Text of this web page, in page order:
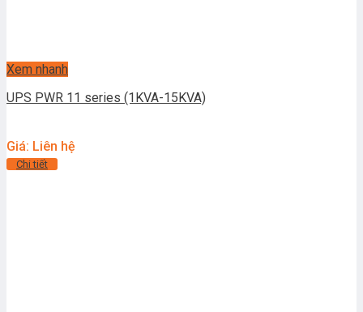
Xem nhanh
UPS PWR 11 series (1KVA-15KVA)
Giá: Liên hệ
Chi tiết